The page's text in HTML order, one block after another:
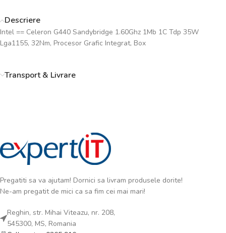
Descriere
Intel == Celeron G440 Sandybridge 1.60Ghz 1Mb 1C Tdp 35W
Lga1155, 32Nm, Procesor Grafic Integrat, Box
Transport & Livrare
Pregatiti sa va ajutam! Dornici sa livram produsele dorite!
Ne-am pregatit de mici ca sa fim cei mai mari!
Reghin, str. Mihai Viteazu, nr. 208,
545300, MS, Romania